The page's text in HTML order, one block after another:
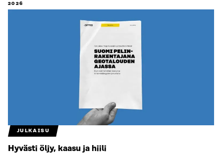
2026
JULKAISU
Hyvästi öljy, kaasu ja hiili